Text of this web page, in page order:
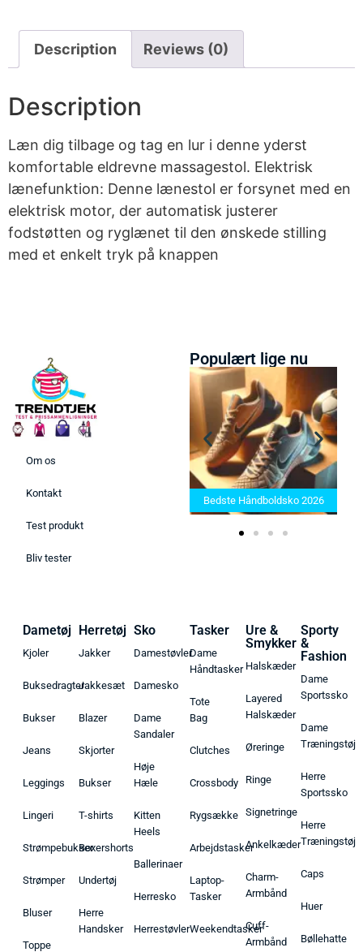
Description Reviews (0)
Description
Læn dig tilbage og tag en lur i denne yderst
komfortable eldrevne massagestol. Elektrisk
lænefunktion: Denne lænestol er forsynet med en
elektrisk motor, der automatisk justerer
fodstøtten og ryglænet til den ønskede stilling
med et enkelt tryk på knappen
Om os
Kontakt
Test produkt
Bliv tester
Populært lige nu
Bedste Saunatæppe 2025 –
Find de bedste produkter her!
Bedste Håndboldsko 2026
Dametøj
Kjoler
Buksedragter
Bukser
Jeans
Leggings
Lingeri
Strømpebukser
Strømper
Bluser
Toppe
Herretøj
Jakker
Jakkesæt
Blazer
Skjorter
Bukser
T-shirts
Boxershorts
Undertøj
Herre
Handsker
Sko
Damestøvler
Damesko
Dame
Sandaler
Høje
Hæle
Kitten
Heels
Ballerinaer
Herresko
Herrestøvler
Tasker
Dame
Håndtasker
Tote
Bag
Clutches
Crossbody
Rygsække
Arbejdstasker
Laptop-
Tasker
Weekendtasker
Ure &
Smykker
Halskæder
Layered
Halskæder
Øreringe
Ringe
Signetringe
Ankelkæder
Charm-
Armbånd
Cuff-
Armbånd
Sporty
&
Fashion
Dame
Sportssko
Dame
Træningstøj
Herre
Sportssko
Herre
Træningstøj
Caps
Huer
Bøllehatte